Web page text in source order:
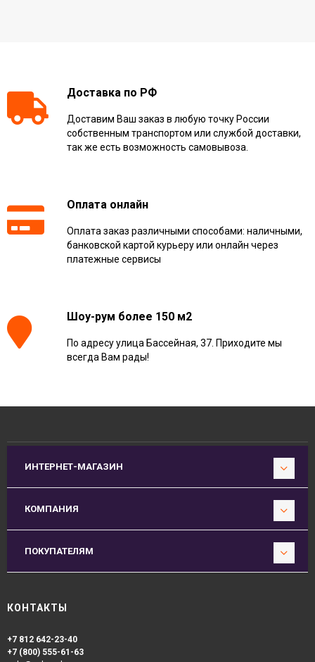
Доставка по РФ
Доставим Ваш заказ в любую точку России
собственным транспортом или службой доставки,
так же есть возможность самовывоза.
Оплата онлайн
Оплата заказ различными способами: наличными,
банковской картой курьеру или онлайн через
платежные сервисы
Шоу-рум более 150 м2
По адресу улица Бассейная, 37. Приходите мы
всегда Вам рады!
ИНТЕРНЕТ-МАГАЗИН
КОМПАНИЯ
ПОКУПАТЕЛЯМ
КОНТАКТЫ
+7 812 642-23-40
+7 (800) 555-61-63